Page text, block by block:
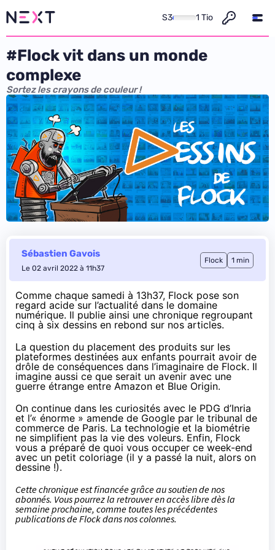
S3 1 Tio
#Flock vit dans un monde
complexe
Sortez les crayons de couleur !
Sébastien Gavois
Le 02 avril 2022 à 11h37
Flock 1 min
Comme chaque samedi à 13h37, Flock pose son
regard acide sur l’actualité dans le domaine
numérique. Il publie ainsi une chronique regroupant
cinq à six dessins en rebond sur nos articles.
La question du placement des produits sur les
plateformes destinées aux enfants pourrait avoir de
drôle de conséquences dans l’imaginaire de Flock. Il
imagine aussi ce que serait un avenir avec une
guerre étrange entre Amazon et Blue Origin.
On continue dans les curiosités avec le PDG d’Inria
et l’« énorme » amende de Google par le tribunal de
commerce de Paris. La technologie et la biométrie
ne simplifient pas la vie des voleurs. Enfin, Flock
vous a préparé de quoi vous occuper ce week-end
avec un petit coloriage (il y a passé la nuit, alors on
dessine !).
Cette chronique est financée grâce au soutiende nos
abonnés. Vous pourrez la retrouver en accès libre dès la
semaine prochaine, comme toutes les précédentes
publications de Flockdans nos colonnes.